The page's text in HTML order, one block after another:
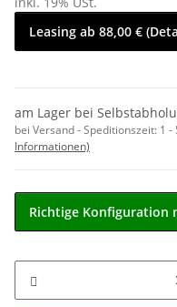
Leasing ab 88,00 €
am Lager bei
bei Versand - Speditionszeit: 1 -
Informationen)
Richtige Konfiguration